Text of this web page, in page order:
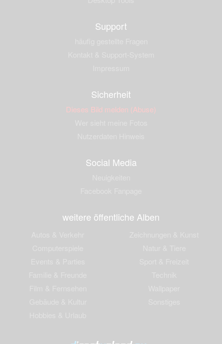
Support
Sicherheit
Dieses Bild melden (Abuse)
Social Media
weitere öffentliche Alben